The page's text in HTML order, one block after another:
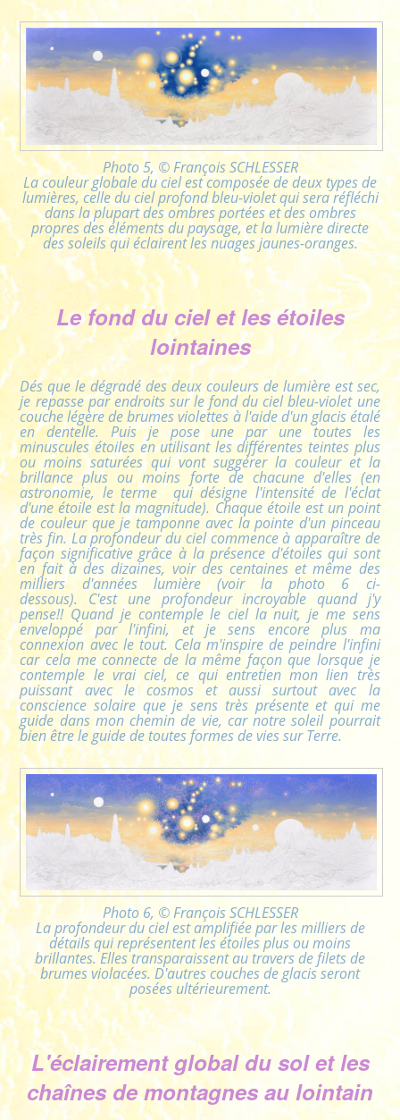
Photo 5, © François SCHLESSER
La couleur globale du ciel est composée de deux types de
lumières, celle du ciel profond bleu-violet qui sera réfléchi
dans la plupart des ombres portées et des ombres
propres des éléments du paysage, et la lumière directe
des soleils qui éclairent les nuages jaunes-oranges.
Le fond du ciel et les étoiles
lointaines
Dés que le dégradé des deux couleurs de lumière est sec,
je repasse par endroits sur le fond du ciel bleu-violet une
couche légère de brumes violettes à l'aide d'un glacis étalé
en dentelle. Puis je pose une par une toutes les
minuscules étoiles en utilisant les différentes teintes plus
ou moins saturées qui vont suggérer la couleur et la
brillance plus ou moins forte de chacune d'elles (en
astronomie, le terme qui désigne l'intensité de l'éclat
d'une étoile est la magnitude). Chaque étoile est un point
de couleur que je tamponne avec la pointe d'un pinceau
très fin. La profondeur du ciel commence à apparaître de
façon significative grâce à la présence d'étoiles qui sont
en fait à des dizaines, voir des centaines et même des
milliers d'années lumière (voir la photo 6 ci-
dessous). C'est une profondeur incroyable quand j'y
pense!! Quand je contemple le ciel la nuit, je me sens
enveloppé par l'infini, et je sens encore plus ma
connexion avec le tout. Cela m'inspire de peindre l'infini
car cela me connecte de la même façon que lorsque je
contemple le vrai ciel, ce qui entretien mon lien très
puissant avec le cosmos et aussi surtout avec la
conscience solaire que je sens très présente et qui me
guide dans mon chemin de vie, car notre soleil pourrait
bien être le guide de toutes formes de vies sur Terre.
Photo 6, © François SCHLESSER
La profondeur du ciel est amplifiée par les milliers de
détails qui représentent les étoiles plus ou moins
brillantes. Elles transparaissent au travers de filets de
brumes violacées. D'autres couches de glacis seront
posées ultérieurement.
L'éclairement global du sol et les
chaînes de montagnes au lointain